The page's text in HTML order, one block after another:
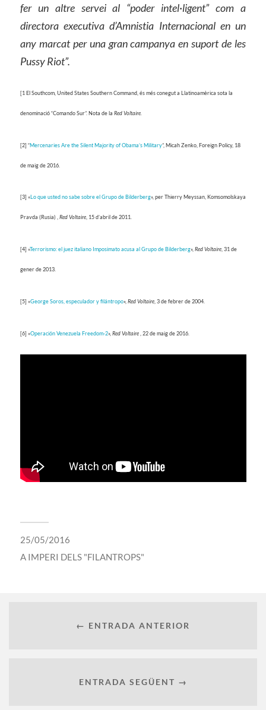
fer un altre servei al “poder intel·ligent” com a
directora executiva d’Amnistia Internacional en un
any marcat per una gran campanya en suport de les
Pussy Riot”.
[1 El Southcom, United States Southern Command, és més conegut a Llatinoamèrica sota la
denominació “Comando Sur”. Nota de la Red Voltaire.
[2] “Mercenaries Are the Silent Majority of Obama’s Military”, Micah Zenko, Foreign Policy, 18
de maig de 2016.
[3] «Lo que usted no sabe sobre el Grupo de Bilderberg», per Thierry Meyssan, Komsomolskaya
Pravda (Rusia) ,Red Voltaire, 15 d’abril de 2011.
[4] «Terrorismo: el juez italiano Imposimato acusa al Grupo de Bilderberg», Red Voltaire, 31 de
gener de 2013.
[5] «George Soros, especulador y filántropo», Red Voltaire, 3 de febrer de 2004.
[6] «Operación Venezuela Freedom-2», Red Voltaire, 22 de maig de 2016.
25/05/2016
A IMPERI DELS "FILANTROPS"
← ENTRADA ANTERIOR
ENTRADA SEGÜENT →